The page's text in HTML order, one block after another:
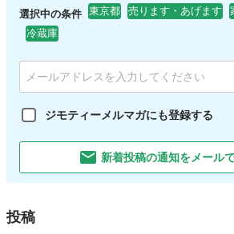
選択中の条件 東京都 売ります・あげます
冷蔵庫
ジモティーメルマガにも登録する
新着投稿の通知をメール
投稿